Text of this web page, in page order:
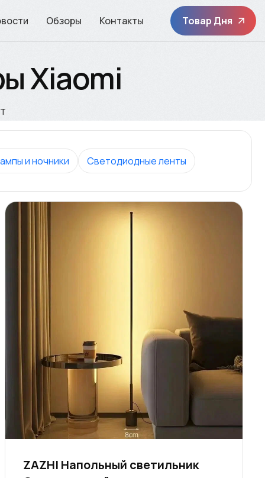
Обзоры Контакты Товар Дня
Xiaomi
и ночники Светодиодные ленты
ZAZHI Напольный светильник